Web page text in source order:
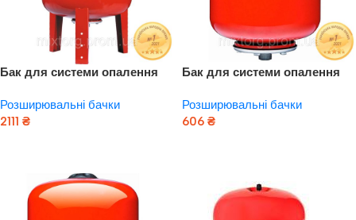
Бак для системи опалення
36л AQUATICA (779166)
Розширювальні бачки
2111 ₴
Бак для системи опалення
AQUATICA (779161)
Розширювальні бачки
606 ₴